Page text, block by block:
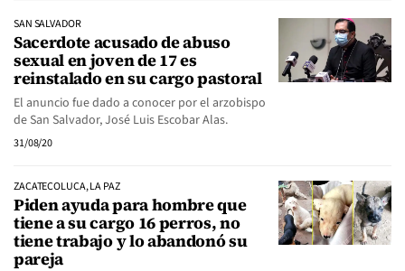
SAN SALVADOR
Sacerdote acusado de abuso
sexual en joven de 17 es
reinstalado en su cargo pastoral
El anuncio fue dado a conocer por el arzobispo
de San Salvador, José Luis Escobar Alas.
31/08/20
ZACATECOLUCA, LA PAZ
Piden ayuda para hombre que
tiene a su cargo 16 perros, no
tiene trabajo y lo abandonó su
pareja